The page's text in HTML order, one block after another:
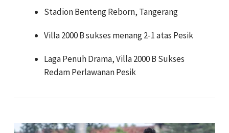
Stadion Benteng Reborn, Tangerang
Villa 2000 B sukses menang 2-1 atas Pesik
Laga Penuh Drama, Villa 2000 B Sukses
Redam Perlawanan Pesik